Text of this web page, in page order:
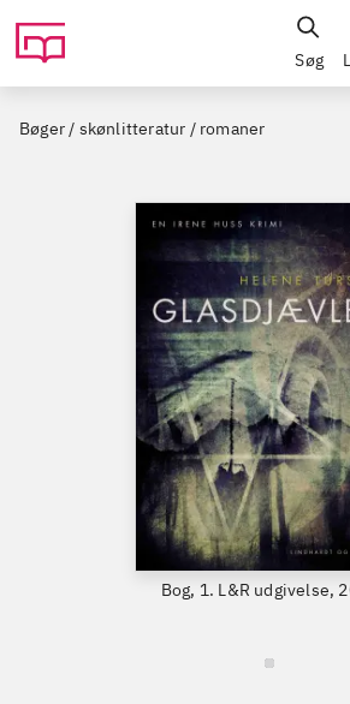
Søg
Bøger / skønlitteratur / romaner
Bog, 1. L&R udgivelse,